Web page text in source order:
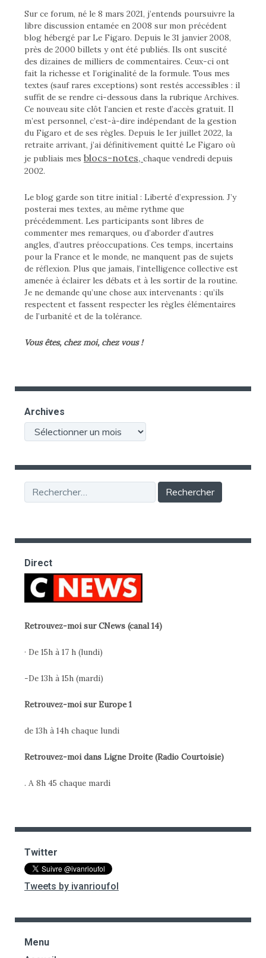
Sur ce forum, né le 8 mars 2021, j’entends poursuivre la
libre discussion entamée en 2008 sur mon précédent
blog hébergé par Le Figaro. Depuis le 31 janvier 2008,
près de 2000 billets y ont été publiés. Ils ont suscité
des dizaines de milliers de commentaires. Ceux-ci ont
fait la richesse et l’originalité de la formule. Tous mes
textes (sauf rares exceptions) sont restés accessibles : il
suffit de se rendre ci-dessous dans la rubrique Archives.
Ce nouveau site clôt l’ancien et reste d’accès gratuit. Il
m’est personnel, c’est-à-dire indépendant de la gestion
du Figaro et de ses règles. Depuis le 1er juillet 2022, la
retraite arrivant, j’ai définitivement quitté Le Figaro où
je publiais mes blocs-notes, chaque vendredi depuis
2002.
Le blog garde son titre initial : Liberté d’expression. J’y
posterai mes textes, au même rythme que
précédemment. Les participants sont libres de
commenter mes remarques, ou d’aborder d’autres
angles, d’autres préoccupations. Ces temps, incertains
pour la France et le monde, ne manquent pas de sujets
de réflexion. Plus que jamais, l’intelligence collective est
amenée à éclairer les débats et à les sortir de la routine.
Je ne demande qu’une chose aux intervenants : qu’ils
respectent et fassent respecter les règles élémentaires
de l’urbanité et de la tolérance.
Vous êtes, chez moi, chez vous !
Archives
Archives
Rechercher :
Direct
Retrouvez-moi sur CNews (canal 14)
· De 15h à 17 h (lundi)
-De 13h à 15h (mardi)
Retrouvez-moi sur Europe 1
de 13h à 14h chaque lundi
Retrouvez-moi dans Ligne Droite (Radio Courtoisie)
. A 8h 45 chaque mardi
Twitter
Tweets by ivanrioufol
Menu